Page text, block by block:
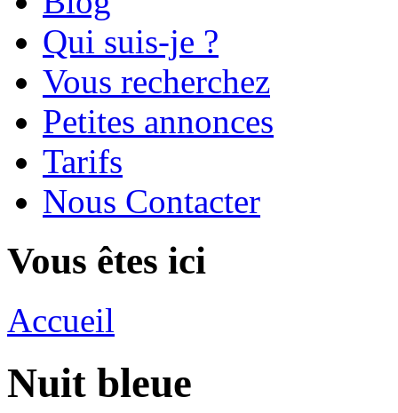
Qui suis-je ?
Vous recherchez
Petites annonces
Tarifs
Nous Contacter
Vous êtes ici
Accueil
Nuit bleue